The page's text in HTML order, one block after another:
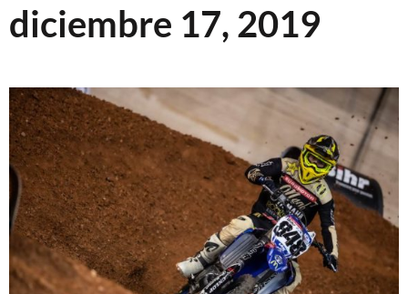
diciembre 17, 2019